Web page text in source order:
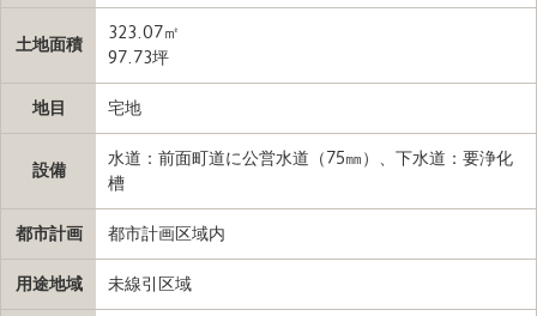
土地面積
323.07㎡
97.73坪
地目 宅地
設備
水道：前面町道に公営水道（75㎜）、下水道：要浄化
槽
都市計画 都市計画区域内
用途地域 未線引区域